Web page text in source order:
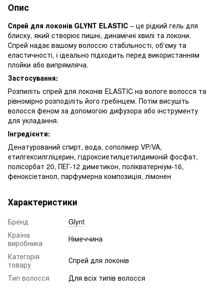
Опис
Спрей для локонів GLYNT ELASTIC – це рідкий гель для
блиску, який створює пишні, динамічні хвилі та локони.
Спрей надає вашому волоссю стабільності, об'єму та
еластичності, і ідеально підходить перед використанням
плойки або випрямляча.
Застосування:
Розпиліть спрей для локонів ELASTIC на вологе волосся та
рівномірно розподіліть його гребінцем. Потім висушіть
волосся феном за допомогою дифузора або інструменту
для укладання.
Інгредієнти:
Денатурований спирт, вода, сополімер VP/VA,
етилгексилгліцерин, гідроксиетилцетилдимоній фосфат,
полісорбат 20, ПЕГ-12 диметикон, полікватерніум-16,
феноксіетанол, парфумерна композиція, лімонен
Характеристики
Бренд
Glynt
Країна
виробника
Німеччина
Категорія
товару
Спрей для локонів
Тип волосся
Для всіх типів волосся